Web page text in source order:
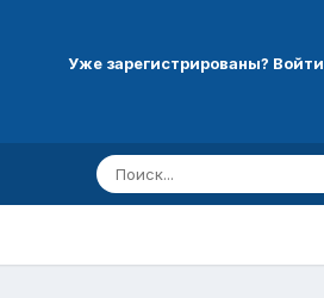
Уже зарегистрированы? Войти